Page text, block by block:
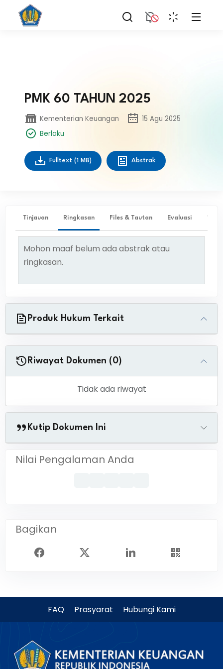
PMK 60 TAHUN 2025
Kementerian Keuangan
15 Agu 2025
Berlaku
Fulltext (1 MB) Abstrak
Tinjauan Ringkasan Files & Tautan Evaluasi ✨
Mohon maaf belum ada abstrak atau
ringkasan.
Produk Hukum Terkait
Riwayat Dokumen (0)
Tidak ada riwayat
Kutip Dokumen Ini
Nilai Pengalaman Anda
Bagikan
FAQ Prasyarat Hubungi Kami